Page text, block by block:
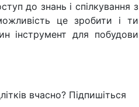
до знань і спілкування з
це зробити і ти
інструмент для побудови
вчасно? Підпишіться